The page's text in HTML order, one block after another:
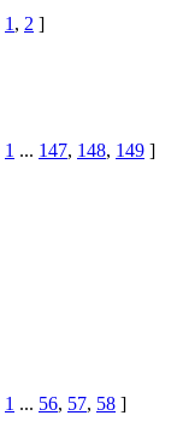
1 , 2 ]
1 ... 147, 148, 149 ]
1 ... 56, 57, 58 ]